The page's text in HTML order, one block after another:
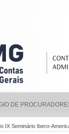
DE
IX Seminário Ibero-